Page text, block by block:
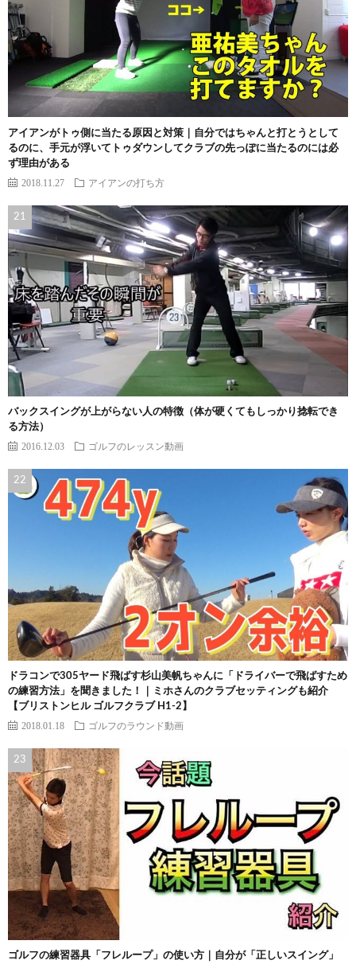
アイアンがトゥ側に当たる原因と対策｜自分ではちゃんと打とうとして
るのに、手元が浮いてトゥダウンしてクラブの先っぽに当たるのには必
ず理由がある
2018.11.27 アイアンの打ち方
バックスイングが上がらない人の特徴（体が硬くてもしっかり捻転でき
る方法）
2016.12.03 ゴルフのレッスン動画
ドラコンで305ヤード飛ばす杉山美帆ちゃんに「ドライバーで飛ばすため
の練習方法」を聞きました！｜ミホさんのクラブセッティングも紹介
【ブリストンヒル ゴルフクラブ H1-2】
2018.01.18 ゴルフのラウンド動画
ゴルフの練習器具「フレループ」の使い方｜自分が「正しいスイング」